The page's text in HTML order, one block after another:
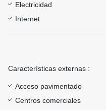
Electricidad
Internet
Características externas :
Acceso pavimentado
Centros comerciales